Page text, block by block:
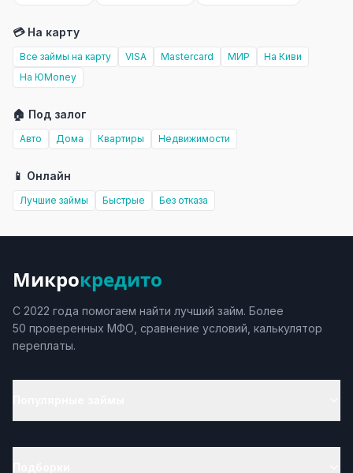
💳 На карту
Все займы на карту VISA Mastercard МИР
На Киви
На ЮMoney
🏠 Под залог
Авто Дома Квартиры Недвижимости
📱 Онлайн
Лучшие займы Быстрые Без отказа
Микрокредито
С 2022 года помогаем найти лучший займ. Более
50 проверенных МФО, сравнение условий, калькулятор
переплаты.